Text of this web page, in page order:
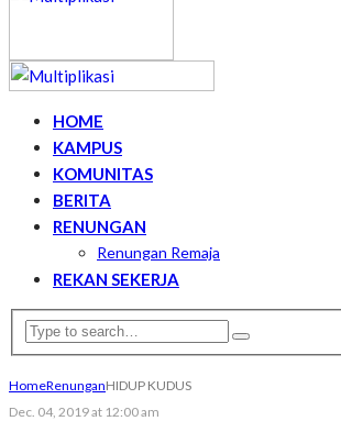
HOME
KAMPUS
KOMUNITAS
BERITA
RENUNGAN
Renungan Remaja
REKAN SEKERJA
HomeRenunganHIDUP KUDUS
Dec. 04, 2019 at 12:00 am